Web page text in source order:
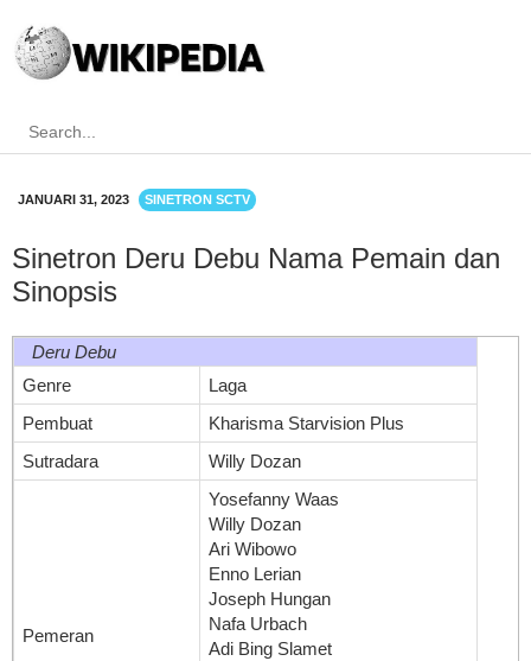
JANUARI 31, 2023 SINETRON SCTV
Sinetron Deru Debu Nama Pemain dan
Sinopsis
Deru Debu
Genre
Laga
Pembuat
Kharisma Starvision Plus
Sutradara
Willy Dozan
Pemeran
Yosefanny Waas
Willy Dozan
Ari Wibowo
Enno Lerian
Joseph Hungan
Nafa Urbach
Adi Bing Slamet